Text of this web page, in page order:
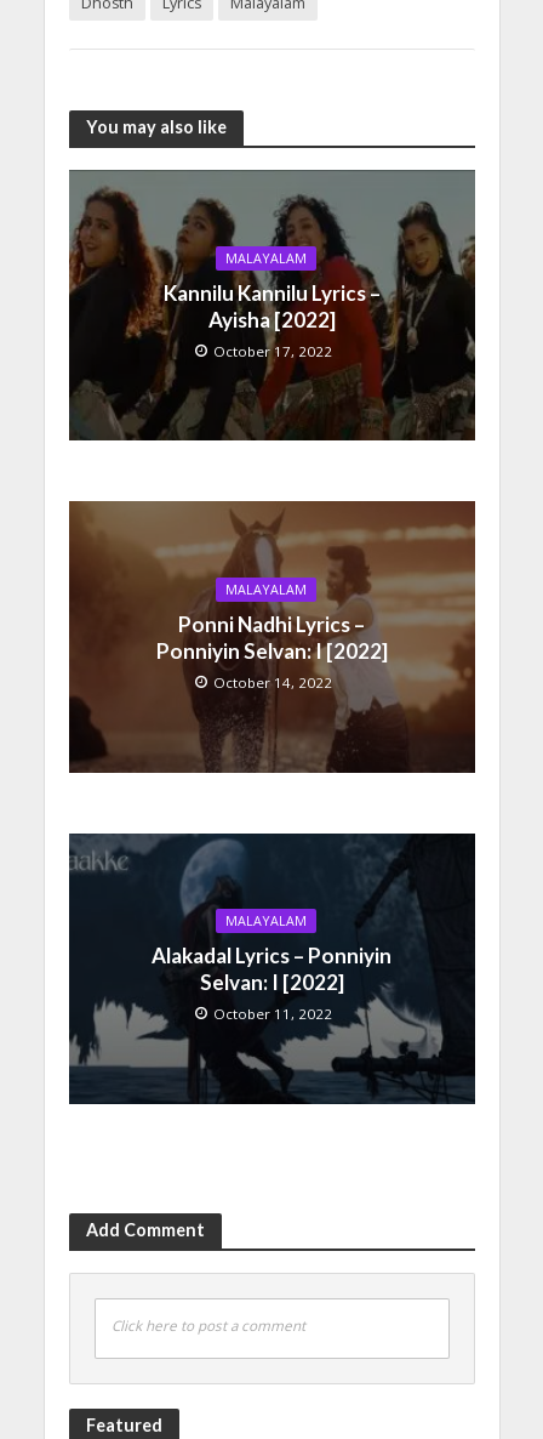
You may also like
MALAYALAM
Kannilu Kannilu Lyrics –
Ayisha [2022]
October 17, 2022
MALAYALAM
Ponni Nadhi Lyrics –
Ponniyin Selvan: I [2022]
October 14, 2022
MALAYALAM
Alakadal Lyrics – Ponniyin
Selvan: I [2022]
October 11, 2022
Add Comment
Click here to post a comment
Featured